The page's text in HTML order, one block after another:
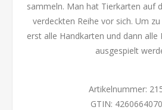
sammeln. Man hat Tierkarten auf
verdeckten Reihe vor sich. Um
erst alle Handkarten und dann alle
ausgespielt
Artikelnummer:
GTIN: